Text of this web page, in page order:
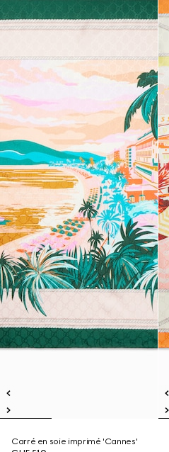
Carré en soie imprimé 'Cannes'